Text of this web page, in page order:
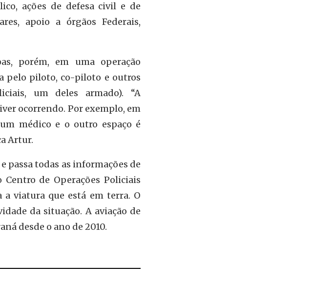
ações de defesa civil e de
apoio a órgãos Federais,
porém, em uma operação
pelo piloto, co-piloto e outros
um deles armado). “A
ocorrendo. Por exemplo, em
médico e o outro espaço é
Artur.
passa todas as informações de
de Operações Policiais
a viatura que está em terra. O
da situação. A aviação de
desde o ano de 2010.